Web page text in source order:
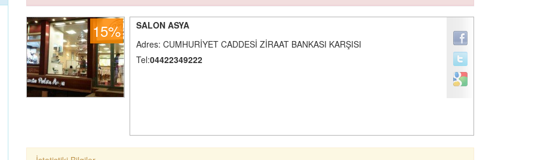
15%
SALON ASYA
Adres: CUMHURİYET CADDESİ ZİRAAT BANKASI KARŞISI
Tel:04422349222